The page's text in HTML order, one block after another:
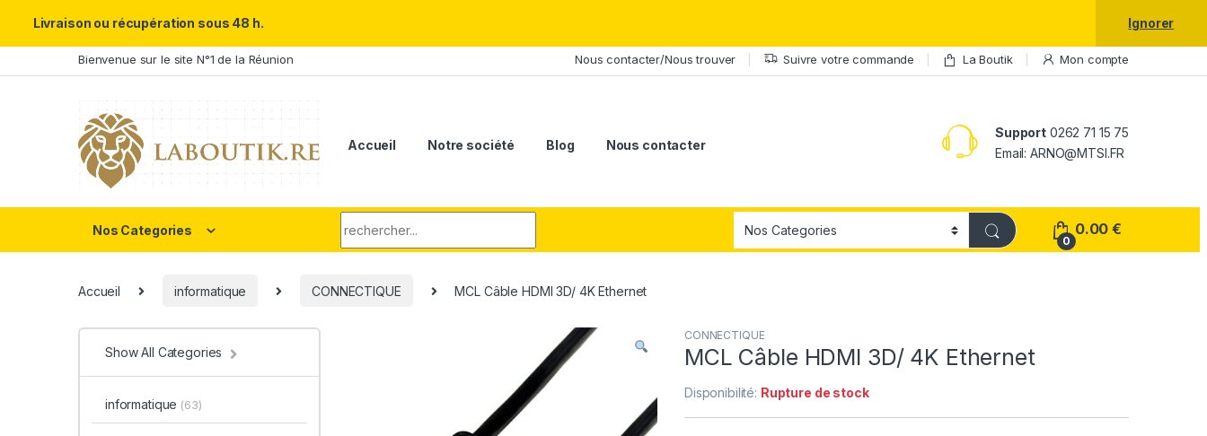
Skip to navigation
Skip to contentBienvenue sur le site N°1 de la Réunion Nous contacter/Nous trouver Suivre votre commande La Boutik Mon compte
Accueil Notre société Blog Nous contacter
Support0262 71 15 75
Email: ARNO@MTSI.FR
Nos Categories
0
0.00€
Accueil informatique CONNECTIQUE MCL Câble HDMI 3D/ 4K Ethernet
CONNECTIQUE
MCL Câble HDMI 3D/ 4K Ethernet
Disponibilité: Rupture de stock
Show All Categories
informatique (63)
Livraison ou récupération sous 48 h. Ignorer